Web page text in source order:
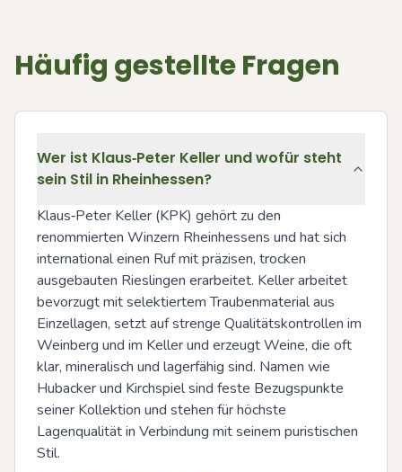
Häufig gestellte Fragen
Wer ist Klaus‑Peter Keller und wofür steht
sein Stil in Rheinhessen?
Klaus‑Peter Keller (KPK) gehört zu den
renommierten Winzern Rheinhessens und hat sich
international einen Ruf mit präzisen, trocken
ausgebauten Rieslingen erarbeitet. Keller arbeitet
bevorzugt mit selektiertem Traubenmaterial aus
Einzellagen, setzt auf strenge Qualitätskontrollen im
Weinberg und im Keller und erzeugt Weine, die oft
klar, mineralisch und lagerfähig sind. Namen wie
Hubacker und Kirchspiel sind feste Bezugspunkte
seiner Kollektion und stehen für höchste
Lagenqualität in Verbindung mit seinem puristischen
Stil.